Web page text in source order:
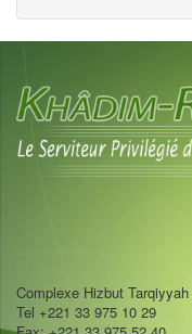
Complexe Hizbut
Tel +221 33 975 10 29